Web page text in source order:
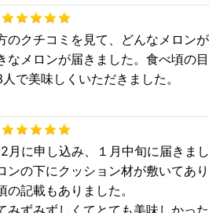
のクチコミを見て、どんなメロン
なメロンが届きました。食べ頃の
で美味しくいただきました。
月に申し込み、１月中旬に届きま
ンの下にクッション材が敷いてあり
の記載もありました。